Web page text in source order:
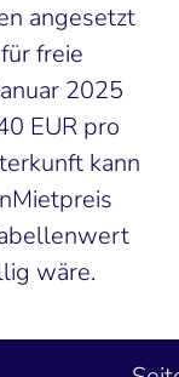
angesetzt
freie
2025
EUR pro
kann
wäre.